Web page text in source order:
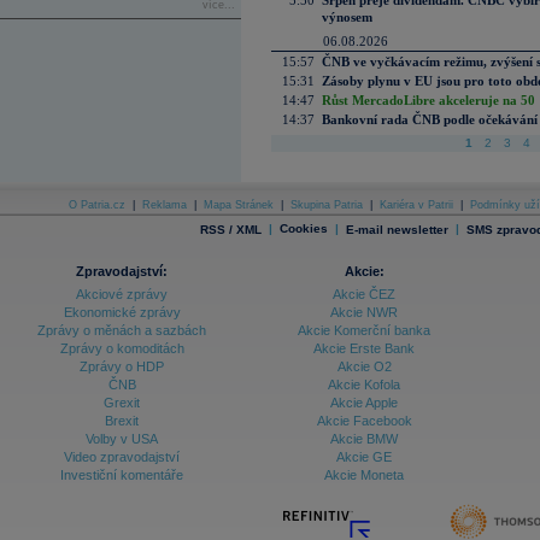
více...
výnosem
06.08.2026
15:57 ČNB ve vyčkávacím režimu, zvýšení
15:31
Zásoby plynu v EU jsou pro toto
14:47 Růst MercadoLibre akceleruje na
14:37 Bankovní rada ČNB podle
1 2 3 4
O Patria.cz Reklama Mapa Stránek Skupina Patria Kariéra v Patrii Podmínky
RSS / XML | Cookies | E-mail newsletter | SMS
Zpravodajství:
Akciové zprávy
Ekonomické zprávy
Zprávy o měnách a sazbách
Zprávy o komoditách
Zprávy o HDP
ČNB
Grexit
Brexit
Volby v USA
Video zpravodajství
Investiční komentáře
Akcie:
Akcie ČEZ
Akcie NWR
Akcie Komerční banka
Akcie Erste Bank
Akcie O2
Akcie Kofola
Akcie Apple
Akcie Facebook
Akcie BMW
Akcie GE
Akcie Moneta